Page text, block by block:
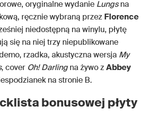
oryginalne wydanie Lungsna
ręcznie wybraną przez Florence
niedostępną na winylu, płytę
się na niej trzy niepublikowane
rzadka, akustyczna wersja My
, cover Oh! Darlingna żywo zAbbey
na stronie B.
bonusowej płyty